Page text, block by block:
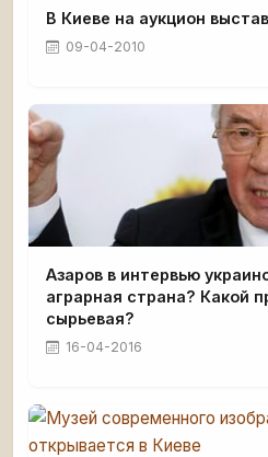
В Киеве на аукцион
09-04-2010
Азаров в интервью
аграрная страна? Какой
сырьевая?
16-04-2016